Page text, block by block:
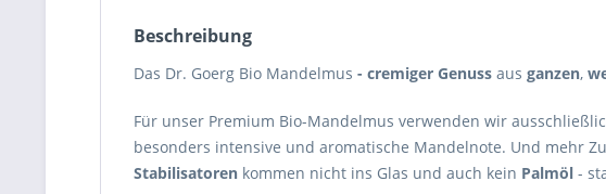
Beschreibung
Das Dr. Goerg Bio Mandelmus - cremiger Genuss aus ganzen,
Für unser Premium Bio-Mandelmus verwenden wir
besonders intensive und aromatische Mandelnote. Und mehr
Stabilisatoren kommen nicht ins Glas und auch kein Palmöl -